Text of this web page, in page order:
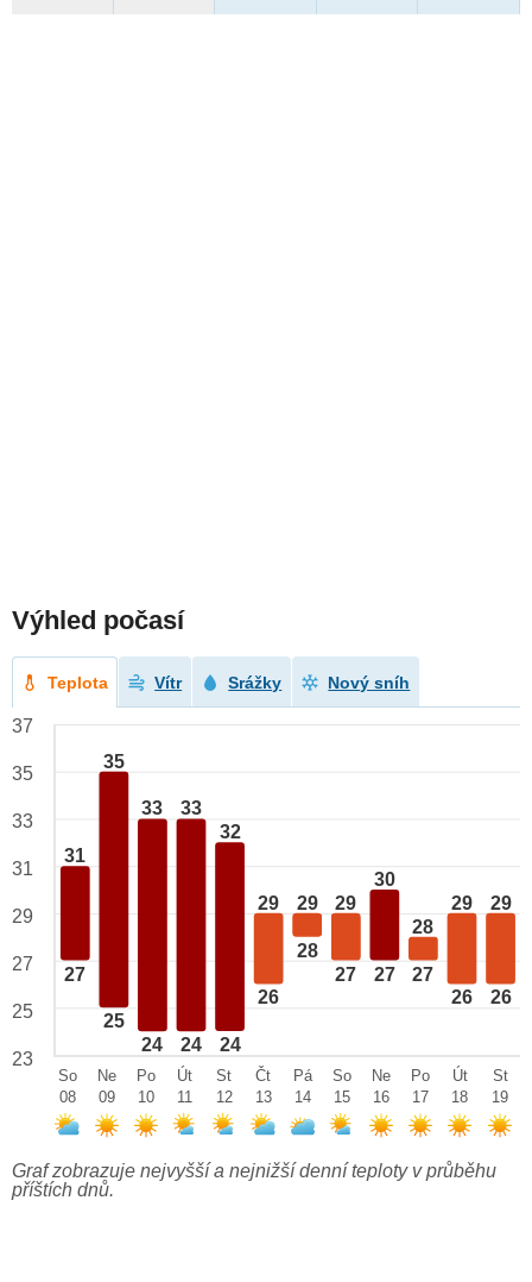
Výhled počasí
Teplota Vítr Srážky Nový sníh
31
27
35
25
33
24
33
24
32
24
29
26
29
28
29
27
30
27
28
27
29
26
29
26
37
35
33
31
29
27
25
23
So
08
Ne
09
Po
10
Út
11
St
12
Čt
13
Pá
14
So
15
Ne
16
Po
17
Út
18
St
19
Graf zobrazuje nejvyšší a nejnižší denní teploty v průběhu
příštích dnů.